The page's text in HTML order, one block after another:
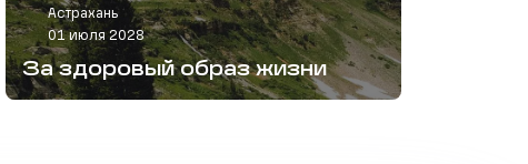
Астрахань
01 июля 2028
За здоровый образ жизни